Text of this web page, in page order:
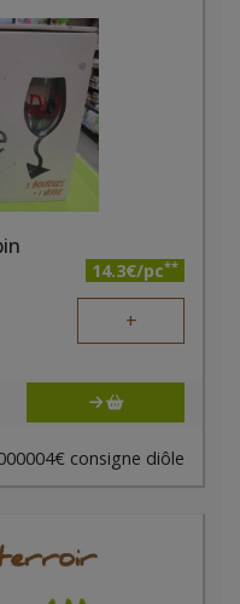
14.3€/pc**
+
consigne diôle